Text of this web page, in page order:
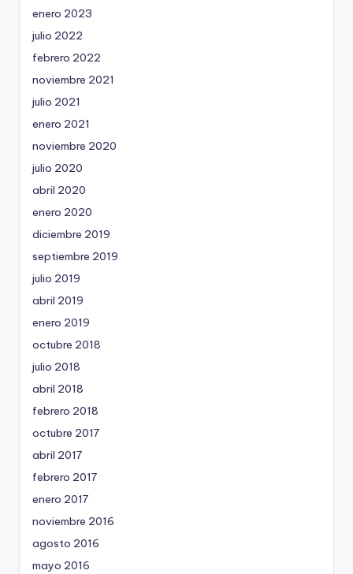
enero 2023
julio 2022
febrero 2022
noviembre 2021
julio 2021
enero 2021
noviembre 2020
julio 2020
abril 2020
enero 2020
diciembre 2019
septiembre 2019
julio 2019
abril 2019
enero 2019
octubre 2018
julio 2018
abril 2018
febrero 2018
octubre 2017
abril 2017
febrero 2017
enero 2017
noviembre 2016
agosto 2016
mayo 2016